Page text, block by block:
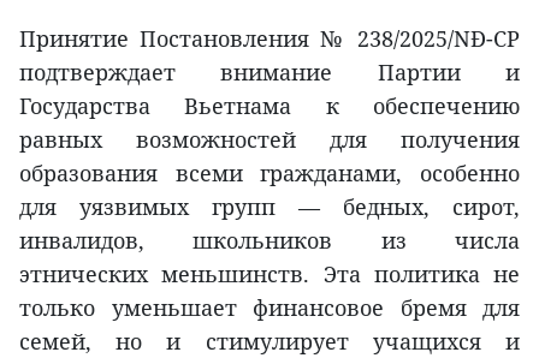
Принятие Постановления № 238/2025/NĐ-CP
подтверждает внимание Партии и
Государства Вьетнама к обеспечению
равных возможностей для получения
образования всеми гражданами, особенно
для уязвимых групп — бедных, сирот,
инвалидов, школьников из числа
этнических меньшинств. Эта политика не
только уменьшает финансовое бремя для
семей, но и стимулирует учащихся и